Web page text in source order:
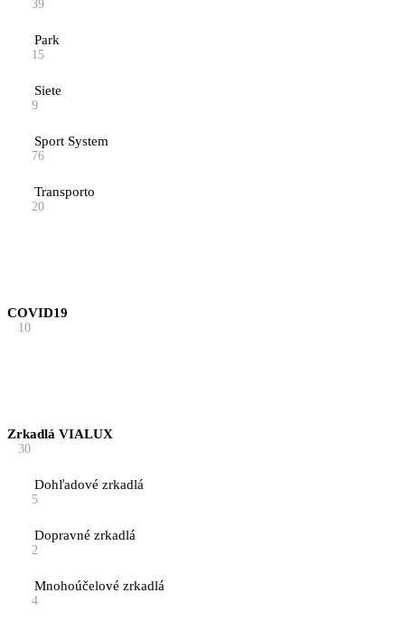
39
Park
15
Siete
9
Sport System
76
Transporto
20
COVID19
10
Zrkadlá VIALUX
30
Dohľadové zrkadlá
5
Dopravné zrkadlá
2
Mnohoúčelové zrkadlá
4